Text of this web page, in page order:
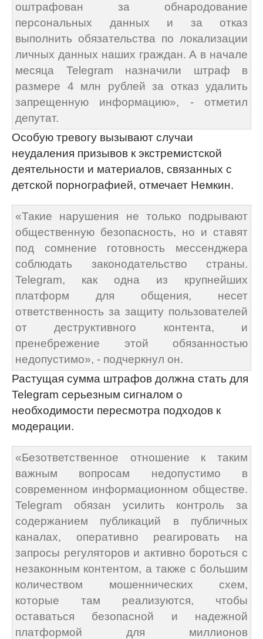
оштрафован за обнародование
персональных данных и за отказ
выполнить обязательства по локализации
личных данных наших граждан. А в начале
месяца Telegram назначили штраф в
размере 4 млн рублей за отказ удалить
запрещенную информацию», - отметил
депутат.
Особую тревогу вызывают случаи
неудаления призывов к экстремистской
деятельности и материалов, связанных с
детской порнографией, отмечает Немкин.
«Такие нарушения не только подрывают
общественную безопасность, но и ставят
под сомнение готовность мессенджера
соблюдать законодательство страны.
Telegram, как одна из крупнейших
платформ для общения, несет
ответственность за защиту пользователей
от деструктивного контента, и
пренебрежение этой обязанностью
недопустимо», - подчеркнул он.
Растущая сумма штрафов должна стать для
Telegram серьезным сигналом о
необходимости пересмотра подходов к
модерации.
«Безответственное отношение к таким
важным вопросам недопустимо в
современном информационном обществе.
Telegram обязан усилить контроль за
содержанием публикаций в публичных
каналах, оперативно реагировать на
запросы регуляторов и активно бороться с
незаконным контентом, а также с большим
количеством мошеннических схем,
которые там реализуются, чтобы
оставаться безопасной и надежной
платформой для миллионов